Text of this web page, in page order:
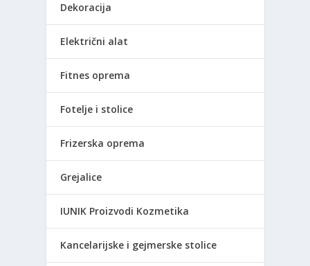
Dekoracija
Električni alat
Fitnes oprema
Fotelje i stolice
Frizerska oprema
Grejalice
IUNIK Proizvodi Kozmetika
Kancelarijske i gejmerske stolice